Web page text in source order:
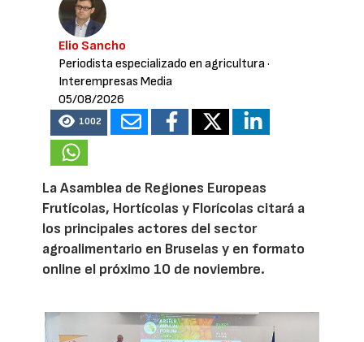
Elio Sancho
Periodista especializado en agricultura·
Interempresas Media
05/08/2026
1002
La Asamblea de Regiones Europeas
Frutícolas, Hortícolas y Florícolas citará a
los principales actores del sector
agroalimentario en Bruselas y en formato
online el próximo 10 de noviembre.